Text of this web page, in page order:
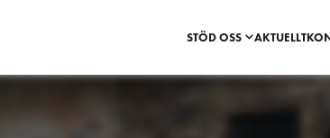
STÖD OSS AKTUELLT